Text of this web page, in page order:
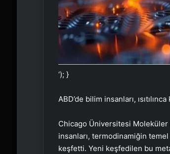
‘); }
ABD’de bilim insanları,
Chicago Üniversitesi
insanları, termodinamiğin temel
keşfetti. Yeni keşfedilen bu